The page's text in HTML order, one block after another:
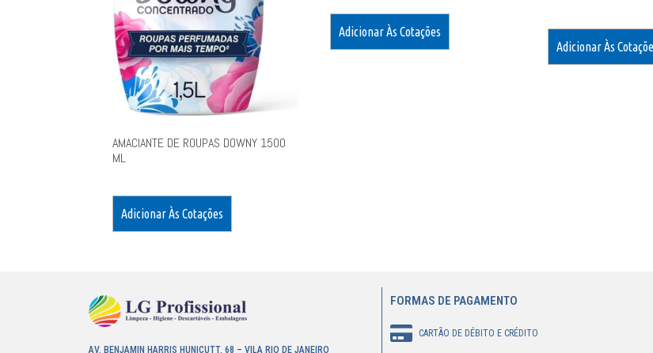
AMACIANTE DE ROUPAS DOWNY 1500
ML
Adicionar Às Cotações
Adicionar Às Cotações
Adicionar Às
AV. BENJAMIN HARRIS HUNICUTT, 68 – VILA RIO DE JANEIRO
FORMAS DE PAGAMENTO
CARTÃO DE DÉBITO E CRÉDITO